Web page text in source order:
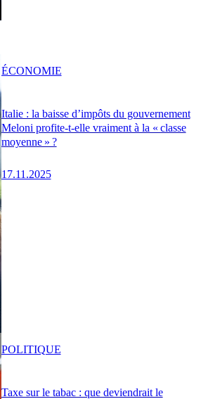
Italie : la baisse d’impôts du gouvernement
Meloni profite-t-elle vraiment à la « classe
moyenne » ?
17.11.2025
ÉCONOMIE
Taxe sur le tabac : que deviendrait le
POLITIQUE